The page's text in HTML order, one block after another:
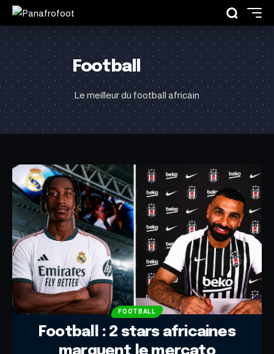
Football
Le meilleur du football africain
FOOTBALL
Football : 2 stars africaines